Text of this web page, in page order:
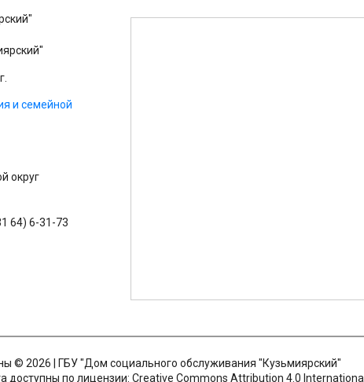
и семейной
округ
64) 6-31-73
© 2026 | ГБУ "Дом социального обслуживания "Кузьмиярский"
доступны по лицензии: Creative Commons Attribution 4.0 International